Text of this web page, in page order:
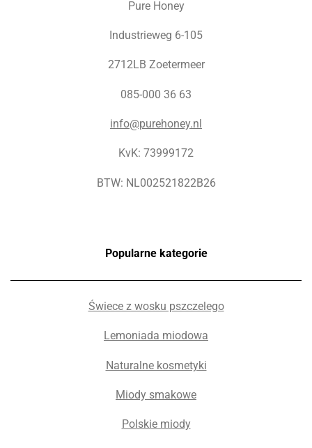
Pure Honey
Industrieweg 6-105
2712LB Zoetermeer
085-000 36 63
info@purehoney.nl
KvK: 73999172
BTW: NL002521822B26
Popularne kategorie
Świece z wosku pszczelego
Lemoniada miodowa
Naturalne kosmetyki
Miody smakowe
Polskie miody